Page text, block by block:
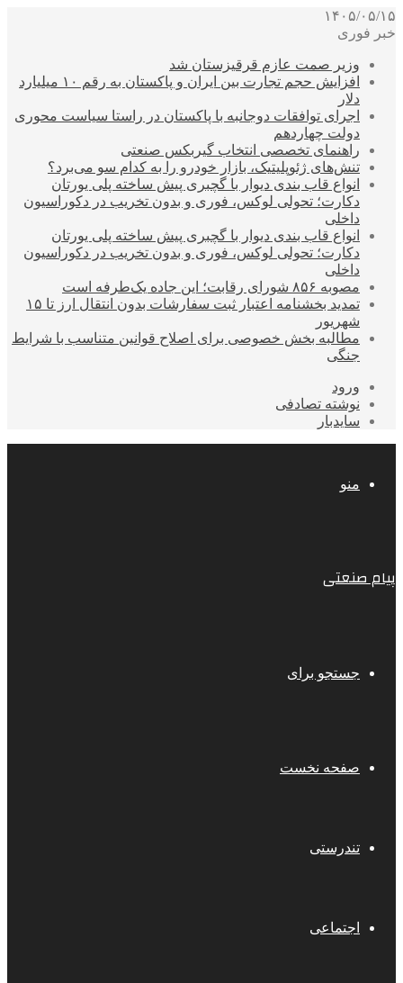
۱۴۰۵/۰۵/۱۵
خبر فوری
وزیر صمت عازم قرقیزستان شد
افزایش حجم تجارت بین ایران و پاکستان به رقم ۱۰ میلیارد
دلار
اجرای توافقات دوجانبه با پاکستان در راستا سیاست محوری
دولت چهاردهم
راهنمای تخصصی انتخاب گیربکس صنعتی
تنش‌های ژئوپلیتیک، بازار خودرو را به کدام سو می‌برد؟
انواع قاب بندی دیوار با گچبری پیش ساخته پلی یورتان
دکارت؛ تحولی لوکس، فوری و بدون تخریب در دکوراسیون
داخلی
انواع قاب بندی دیوار با گچبری پیش ساخته پلی یورتان
دکارت؛ تحولی لوکس، فوری و بدون تخریب در دکوراسیون
داخلی
مصوبه ۸۵۶ شورای رقابت؛ این جاده یک‌طرفه است
تمدید بخشنامه اعتبار ثبت سفارشات بدون انتقال ارز تا ۱۵
شهریور
مطالبه بخش خصوصی برای اصلاح قوانین متناسب با شرایط
جنگی
ورود
نوشته تصادفی
سایدبار
منو
پیام صنعتی
جستجو برای
صفحه نخست
تندرستی
اجتماعی